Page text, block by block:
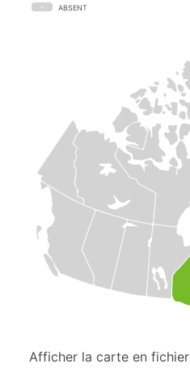
ABSENT
Afficher la carte en fichier